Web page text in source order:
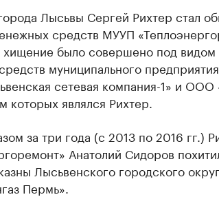
Лысьвы Сергей Рихтер стал
средств МУУП
хищение было совершено под видом
муниципального
сетевая компания-1» и ООО
которых являлся Рихтер.
за три года (с 2013 по 2016 гг.)
Анатолий Сидоров
Лысьвенского городского
Пермь».